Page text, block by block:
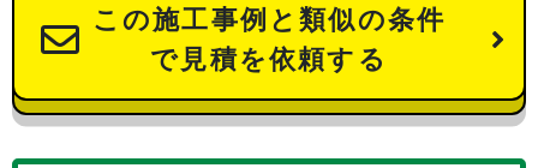
この施工事例と類似の条件
で見積を依頼する